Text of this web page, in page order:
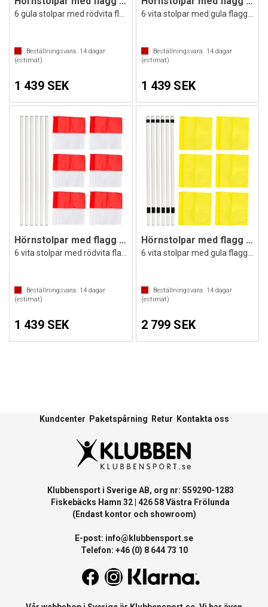
Beställningsvara. 14 dagar
(estimat)
1 439 SEK
Beställningsvara. 14dagar
(estimat)
1 439 SEK
Hörnstolpar med flagg Allround
Beställningsvara. 14 dagar
(estimat)
1 439 SEK
Hörnstolpar med flagg och tilt
Beställningsvara. 14dagar
(estimat)
2 799 SEK
Kundcenter Paketspårning Retur Kontakta oss
Klubbensport i Sverige AB, org nr: 559290-1283
Fiskebäcks Hamn 32 | 426 58 Västra Frölunda
(Endast kontor och showroom)
E-post: info@klubbensport.se
Telefon: +46 (0) 8 644 73 10